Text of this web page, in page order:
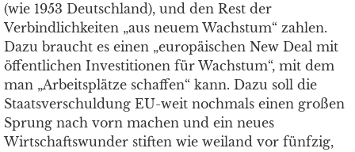
(wie 1953 Deutschland), und den Rest der
Verbindlichkeiten „aus neuem Wachstum“ zahlen.
Dazu braucht es einen „europäischen New Deal mit
öffentlichen Investitionen für Wachstum“, mit dem
man „Arbeitsplätze schaffen“ kann. Dazu soll die
Staatsverschuldung EU-weit nochmals einen großen
Sprung nach vorn machen und ein neues
Wirtschaftswunder stiften wie weiland vor fünfzig,